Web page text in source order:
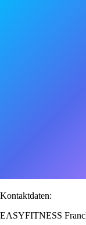
Kontaktdaten:
EASYFITNESS